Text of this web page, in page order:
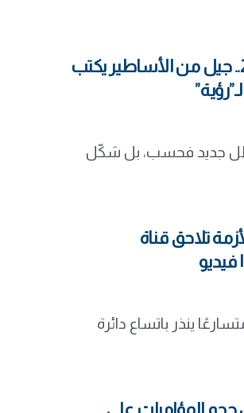
بعد إسدال الستار على مونديال 2026.. جيل من الأساطير يكتب
تتويج بطل جديد فحسب، بل شكّل
تلاحق قناة
ينذر باتساع دائرة